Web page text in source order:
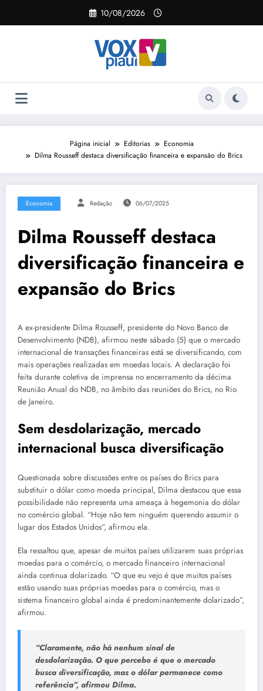
o
10/08/2026
Página inicial Editorias
Economia
Dilma Rousseff destaca diversificação financeira e expansão do Brics
Economia Redação 06/07/2025
Dilma Rousseff destaca
diversificação financeira e
expansão do Brics
A ex-presidente Dilma Rousseff, presidente do Novo Banco de
Desenvolvimento (NDB), afirmou neste sábado (5) que o mercado
internacional de transações financeiras está se diversificando, com
mais operações realizadas em moedas locais. A declaração foi
feita durante coletiva de imprensa no encerramento da décima
Reunião Anual do NDB, no âmbito das reuniões do Brics, no Rio
de Janeiro.
Sem desdolarização, mercado
internacional busca diversificação
Questionada sobre discussões entre os países do Brics para
substituir o dólar como moeda principal, Dilma destacou que essa
possibilidade não representa uma ameaça à hegemonia do dólar
no comércio global. “Hoje não tem ninguém querendo assumir o
lugar dos Estados Unidos”, afirmou ela.
Ela ressaltou que, apesar de muitos países utilizarem suas próprias
moedas para o comércio, o mercado financeiro internacional
ainda continua dolarizado. “O que eu vejo é que muitos países
estão usando suas próprias moedas para o comércio, mas o
sistema financeiro global ainda é predominantemente dolarizado”,
afirmou.
“Claramente, não há nenhum sinal de
desdolarização. O que percebo é que o mercado
busca diversificação, mas o dólar permanece como
referência”, afirmou Dilma.